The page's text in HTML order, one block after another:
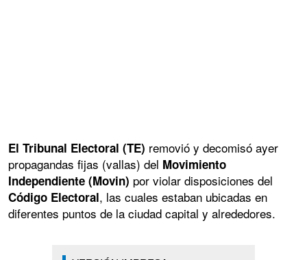
El Tribunal Electoral (TE) removió y decomisó ayer
propagandas fijas (vallas) del Movimiento
Independiente (Movin) por violar disposiciones del
Código Electoral, las cuales estaban ubicadas en
diferentes puntos de la ciudad capital y alrededores.